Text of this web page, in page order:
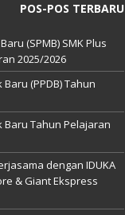
POS-POS TERBARU
(SPMB) SMK Plus
2025/2026
(PPDB) Tahun
Tahun Pelajaran
dengan IDUKA
& Giant Ekspress